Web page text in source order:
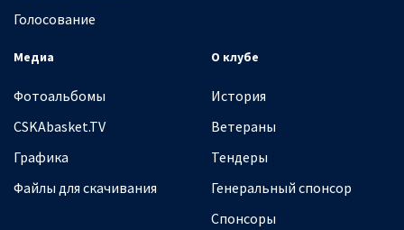
Голосование
Медиа
Фотоальбомы
CSKAbasket.TV
Графика
Файлы для скачивания
О клубе
История
Ветераны
Тендеры
Генеральный спонсор
Спонсоры